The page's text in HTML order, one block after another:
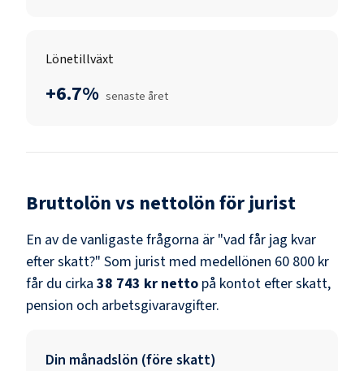
Lönetillväxt
+6.7% senaste året
Bruttolön vs nettolön förjurist
En av de vanligaste frågorna är "vad får jag kvar
efter skatt?" Som jurist med medellönen 60 800 kr
får du cirka 38 743 kr netto på kontot efter skatt,
pension och arbetsgivaravgifter.
Din månadslön (före skatt)